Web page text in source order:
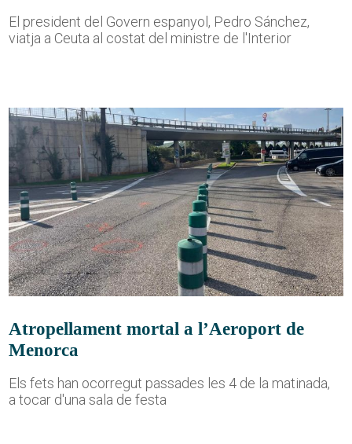
El president del Govern espanyol, Pedro Sánchez,
viatja a Ceuta al costat del ministre de l'Interior
Atropellament mortal a l’Aeroport de
Menorca
Els fets han ocorregut passades les 4 de la matinada,
a tocar d'una sala de festa